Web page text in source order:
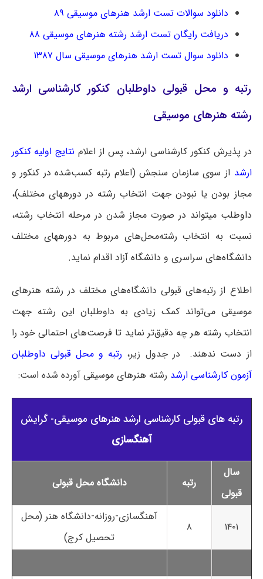
دانلود سوالات تست ارشد هنرهای موسیقی ۸۹
دریافت رایگان تست ارشد رشته هنرهای موسیقی ۸۸
دانلود سوال تست ارشد هنرهای موسیقی سال ۱۳۸۷
رتبه و محل قبولی داوطلبان کنکور کارشناسی ارشد
رشته هنرهای موسیقی
در پذیرش کنکور کارشناسی ارشد، پس از اعلام نتایج اولیه کنکور
ارشد از سوی سازمان سنجش (اعلام رتبه کسب‌شده در کنکور و
مجاز بودن یا نبودن جهت انتخاب رشته در دوره‎های مختلف)،
داوطلب می‎تواند در صورت مجاز شدن در مرحله انتخاب رشته،
نسبت به انتخاب رشته‌محل‌های مربوط به دوره‎های مختلف
دانشگاه‌های سراسری و دانشگاه آزاد اقدام نماید.
اطلاع از رتبه‌های قبولی دانشگاه‌های مختلف در رشته هنرهای
موسیقی می‌تواند کمک زیادی به داوطلبان این رشته جهت
انتخاب رشته هر چه دقیق‌تر نماید تا فرصت‌های احتمالی خود را
از دست ندهند. در جدول زیر، رتبه و محل قبولی داوطلبان
آزمون کارشناسی ارشد رشته هنرهای موسیقی آورده شده است:
رتبه های قبولی کارشناسی ارشد هنرهای موسیقی- گرایش
آهنگسازی
سال
قبولی
رتبه دانشگاه محل قبولی
۱۴۰۱ ۸
آهنگسازی-روزانه-دانشگاه هنر (محل
تحصیل کرج)